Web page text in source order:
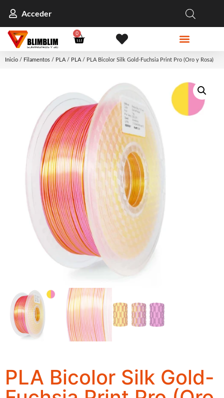
Acceder
0
Inicio / Filamentos / PLA / PLA / PLA Bicolor Silk Gold-Fuchsia Print Pro (Oro y Rosa)
PLA Bicolor Silk Gold-